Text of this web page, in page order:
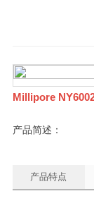
Millipore
产品简述：
产品特点